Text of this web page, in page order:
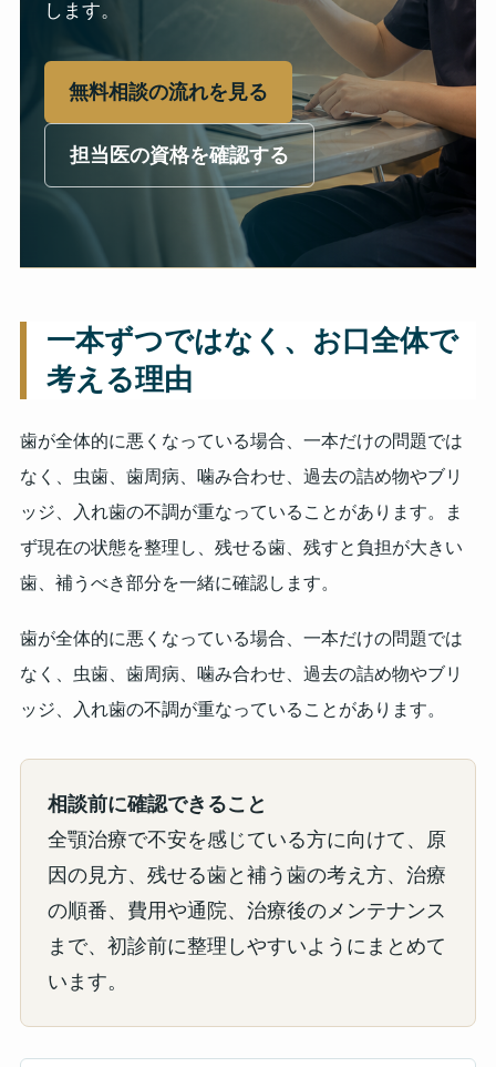
します。
無料相談の流れを見る
担当医の資格を確認する
一本ずつではなく、お口全体で
考える理由
歯が全体的に悪くなっている場合、一本だけの問題では
なく、虫歯、歯周病、噛み合わせ、過去の詰め物やブリ
ッジ、入れ歯の不調が重なっていることがあります。ま
ず現在の状態を整理し、残せる歯、残すと負担が大きい
歯、補うべき部分を一緒に確認します。
歯が全体的に悪くなっている場合、一本だけの問題では
なく、虫歯、歯周病、噛み合わせ、過去の詰め物やブリ
ッジ、入れ歯の不調が重なっていることがあります。
相談前に確認できること
全顎治療で不安を感じている方に向けて、原
因の見方、残せる歯と補う歯の考え方、治療
の順番、費用や通院、治療後のメンテナンス
まで、初診前に整理しやすいようにまとめて
います。